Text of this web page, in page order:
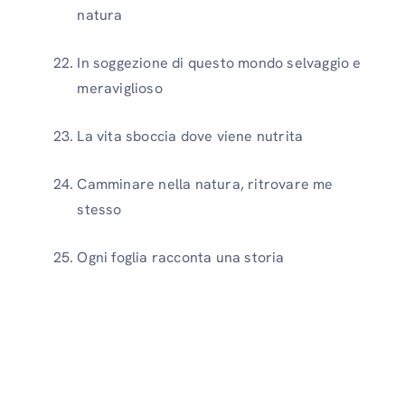
natura
In soggezione di questo mondo selvaggio e
meraviglioso
La vita sboccia dove viene nutrita
Camminare nella natura, ritrovare me
stesso
Ogni foglia racconta una storia